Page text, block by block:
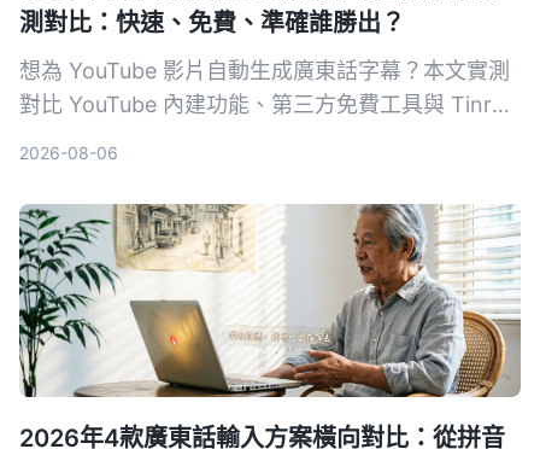
測對比：快速、免費、準確誰勝出？
想為 YouTube 影片自動生成廣東話字幕？本文實測
對比 YouTube 內建功能、第三方免費工具與 Tinrec
2026-08-06
2026年4款廣東話輸入方案橫向對比：從拼音